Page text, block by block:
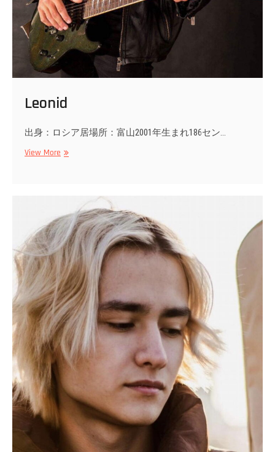
Leonid
出身：ロシア居場所：富山2001年生まれ186セン…
View More Leonid